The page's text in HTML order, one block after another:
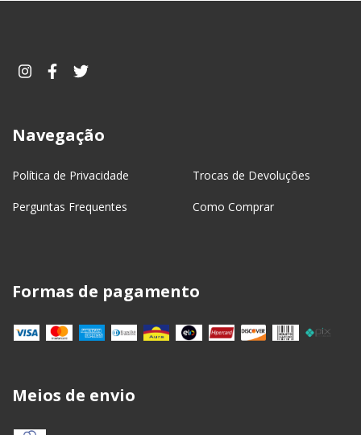
Navegação
Política de Privacidade Trocas de Devoluções
Perguntas Frequentes Como Comprar
Formas de pagamento
Meios de envio